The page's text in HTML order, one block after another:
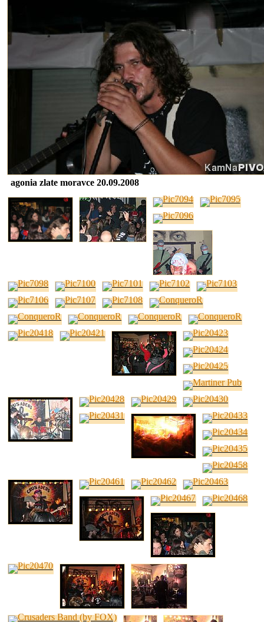
agonia zlate moravce 20.09.2008